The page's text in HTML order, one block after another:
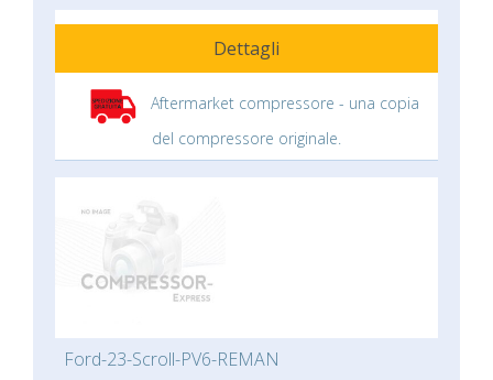
Dettagli
Aftermarket compressore - una copia
del compressore originale.
Ford-23-Scroll-PV6-REMAN